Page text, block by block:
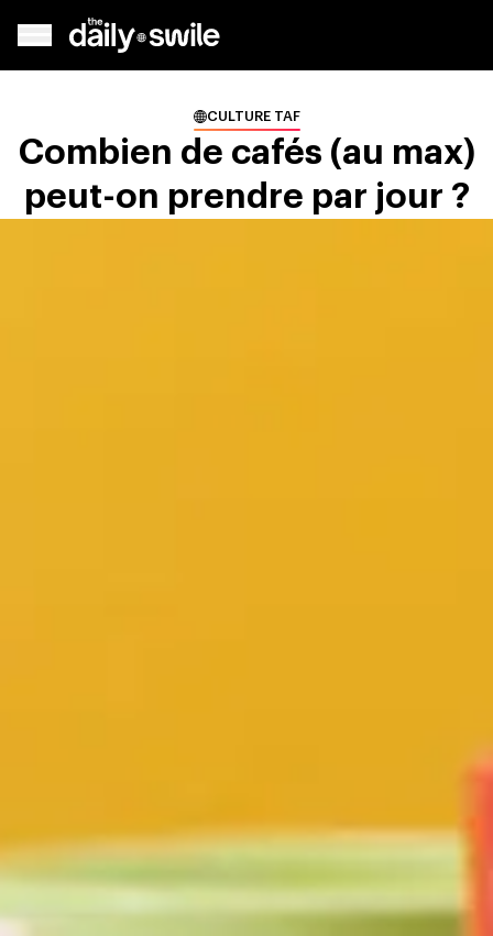
CULTURE TAF
Combien de cafés (au max)
peut-on prendre par jour ?